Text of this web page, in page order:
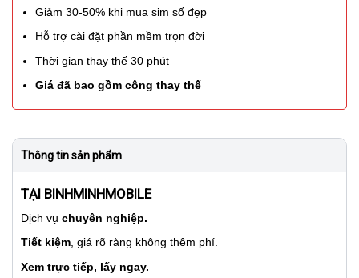
Giảm 30-50% khi mua sim số đẹp
Hỗ trợ cài đặt phần mềm trọn đời
Thời gian thay thế 30 phút
Giá đã bao gồm công thay thế
Thông tin sản phẩm
TẠI BINHMINHMOBILE
Dịch vụ chuyên nghiệp.
Tiết kiệm, giá rõ ràng không thêm phí.
Xem trực tiếp, lấy ngay.